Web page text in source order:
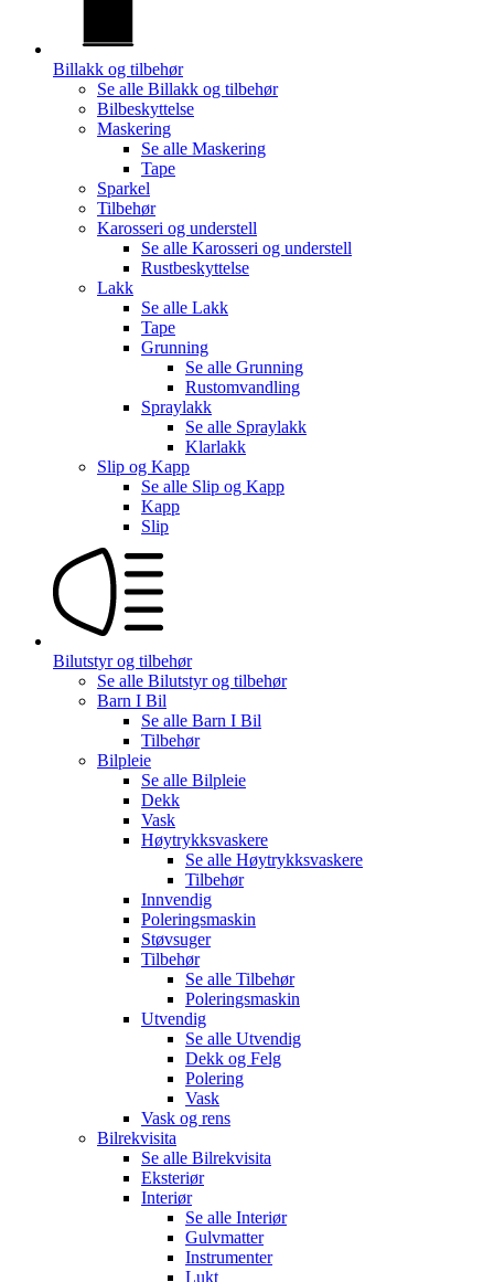
Billakk og tilbehør
Se alle Billakk og tilbehør
Bilbeskyttelse
Maskering
Se alle Maskering
Tape
Sparkel
Tilbehør
Karosseri og understell
Se alle Karosseri og understell
Rustbeskyttelse
Lakk
Se alle Lakk
Tape
Grunning
Se alle Grunning
Rustomvandling
Spraylakk
Se alle Spraylakk
Klarlakk
Slip og Kapp
Se alle Slip og Kapp
Kapp
Slip
Bilutstyr og tilbehør
Se alle Bilutstyr og tilbehør
Barn I Bil
Se alle Barn I Bil
Tilbehør
Bilpleie
Se alle Bilpleie
Dekk
Vask
Høytrykksvaskere
Se alle Høytrykksvaskere
Tilbehør
Innvendig
Poleringsmaskin
Støvsuger
Tilbehør
Se alle Tilbehør
Poleringsmaskin
Utvendig
Se alle Utvendig
Dekk og Felg
Polering
Vask
Vask og rens
Bilrekvisita
Se alle Bilrekvisita
Eksteriør
Interiør
Se alle Interiør
Gulvmatter
Instrumenter
Lukt